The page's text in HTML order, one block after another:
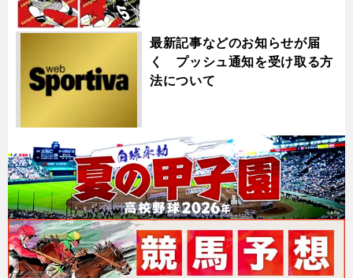
最新記事などのお知らせが届
く プッシュ通知を受け取る方
法について